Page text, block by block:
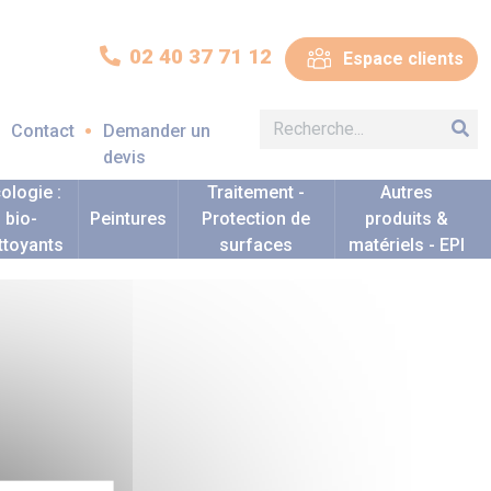
02 40 37 71 12 Espace clients
Contact
Demander un
devis
:
bio-
Peintures
Traitement -
Protection de
surfaces
Autres
produits &
matériels - EPI